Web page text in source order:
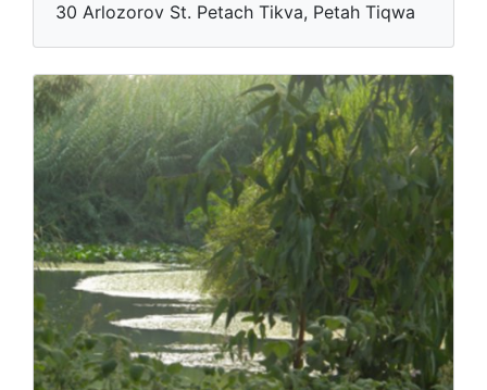
30 Arlozorov St. Petach Tikva, Petah Tiqwa